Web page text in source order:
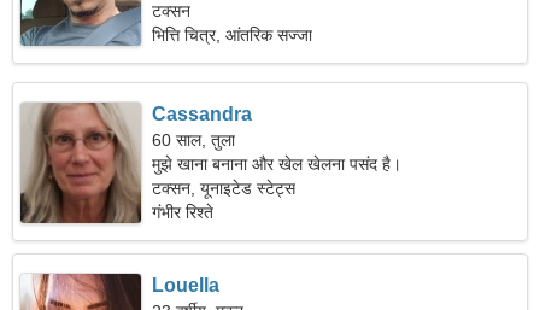
टक्सन
भित्ति चित्र, आंतरिक सज्जा
Cassandra
60 साल, तुला
मुझे खाना बनाना और खेल खेलना पसंद है।
टक्सन, यूनाइटेड स्टेट्स
गंभीर रिश्ते
Louella